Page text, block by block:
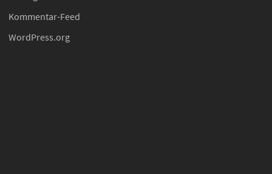
Kommentar-Feed
WordPress.org